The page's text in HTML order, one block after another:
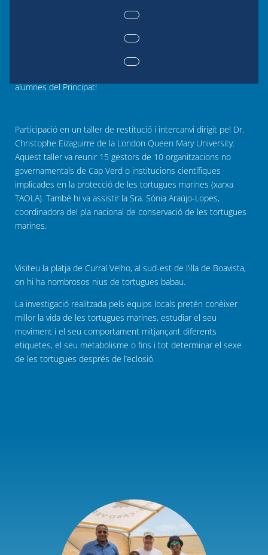
Acció de mediació en directe de
En directe des de l’OSCM amb 267 escolars monegues,
estudiants de secundària i batxillerat, connectats des de la
gran Sala de Conferències del Museu Oceanogràfic de Mònaco.
alumnes del Principat!
Participació en un taller de restitució i intercanvi dirigit pel Dr.
Christophe Eizaguirre de la London Queen Mary University.
Aquest taller va reunir 15 gestors de 10 organitzacions no
governamentals de Cap Verd o institucions científiques
implicades en la protecció de les tortugues marines (xarxa
TAOLA). També hi va assistir la Sra. Sónia Araújo-Lopes,
coordinadora del pla nacional de conservació de les tortugues
marines.
Visiteu la platja de Curral Velho, al sud-est de l’illa de Boavista,
on hi ha nombrosos nius de tortugues babau.
La investigació realitzada pels equips locals pretén conèixer
millor la vida de les tortugues marines, estudiar el seu
moviment i el seu comportament mitjançant diferents
etiquetes, el seu metabolisme o fins i tot determinar el sexe
de les tortugues després de l’eclosió.